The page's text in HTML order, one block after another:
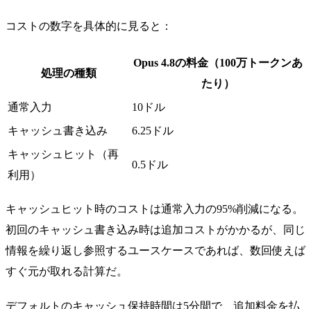
コストの数字を具体的に見ると：
処理の種類
Opus 4.8の料金（100万トークンあ
たり）
通常入力
10ドル
キャッシュ書き込み
6.25ドル
キャッシュヒット（再
利用）
0.5ドル
キャッシュヒット時のコストは通常入力の95%削減になる。
初回のキャッシュ書き込み時は追加コストがかかるが、同じ
情報を繰り返し参照するユースケースであれば、数回使えば
すぐ元が取れる計算だ。
デフォルトのキャッシュ保持時間は5分間で、追加料金を払